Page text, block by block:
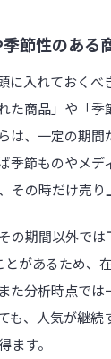
節性のある
に入れておくべ
た商品」や「
は、一定の期
季節ものやメ
その時だけ売り
の期間以外で
があるため、
た分析時点では
も、人気が継続
ます。